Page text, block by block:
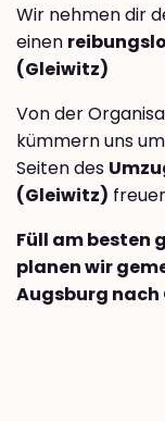
Wir nehmen dir
einen
(Gleiwitz)
Von der
kümmern uns
Seiten des
(Gleiwitz)
Füll am besten
planen wir
Augsburg